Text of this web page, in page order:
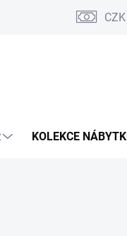
osobních údajů CZK
KOLEKCE